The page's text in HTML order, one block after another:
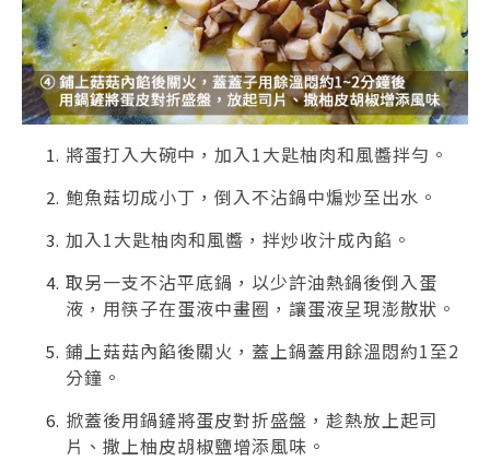
將蛋打入大碗中，加入1大匙柚肉和風醬拌勻。
鮑魚菇切成小丁，倒入不沾鍋中煸炒至出水。
加入1大匙柚肉和風醬，拌炒收汁成內餡。
取另一支不沾平底鍋，以少許油熱鍋後倒入蛋
液，用筷子在蛋液中畫圈，讓蛋液呈現澎散狀。
鋪上菇菇內餡後關火，蓋上鍋蓋用餘溫悶約1至2
分鐘。
掀蓋後用鍋鏟將蛋皮對折盛盤，趁熱放上起司
片、撒上柚皮胡椒鹽增添風味。